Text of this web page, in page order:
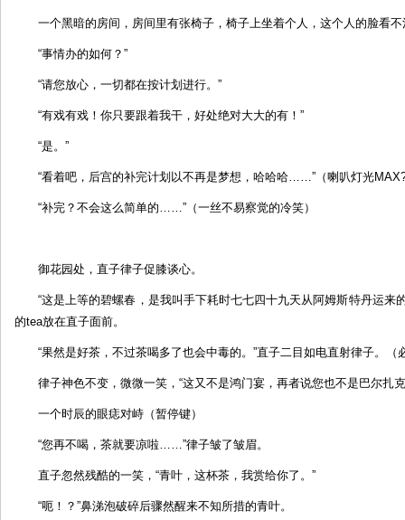
一个黑暗的房间，房间里有张椅子，椅子上坐着个人，这个人的脸看
“事情办的如何？”
“请您放心，一切都在按计划进行。”
“有戏有戏！你只要跟着我干，好处绝对大大的有！”
“是。”
“看着吧，后宫的补完计划以不再是梦想，哈哈哈……”（喇叭灯光
“补完？不会这么简单的……”（一丝不易察觉的冷笑）
御花园处，直子律子促膝谈心。
“这是上等的碧螺春，是我叫手下耗时七七四十九天从阿姆斯特丹运来
的tea放在直子面前。
“果然是好茶，不过茶喝多了也会中毒的。”直子二目如电直射律子。（
律子神色不变，微微一笑，“这又不是鸿门宴，再者说您也不是巴尔扎
一个时辰的眼痣对峙（暂停键）
“您再不喝，茶就要凉啦……”律子皱了皱眉。
直子忽然残酷的一笑，“青叶，这杯茶，我赏给你了。”
“呃！？”鼻涕泡破碎后骤然醒来不知所措的青叶。